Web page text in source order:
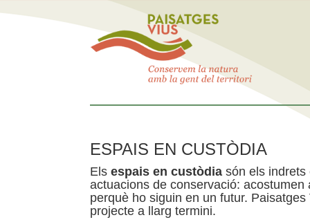
ESPAIS EN CUSTÒDIA
Els espais en custòdia són els indrets
actuacions de conservació:
perquè ho siguin en un futur.
projecte a llarg termini.